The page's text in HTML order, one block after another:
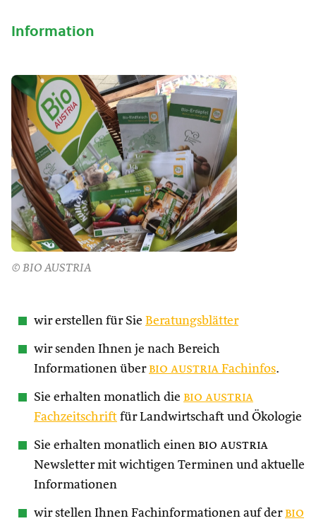
Information
© BIO AUSTRIA
wir erstellen für Sie Beratungsblätter
wir senden Ihnen je nach Bereich
Informationen über bio austria Fachinfos.
Sie erhalten monatlich die bio austria
Fachzeitschrift für Landwirtschaft und Ökologie
Sie erhalten monatlich einen bio austria
Newsletter mit wichtigen Terminen und aktuelle
Informationen
wir stellen Ihnen Fachinformationen auf der bio